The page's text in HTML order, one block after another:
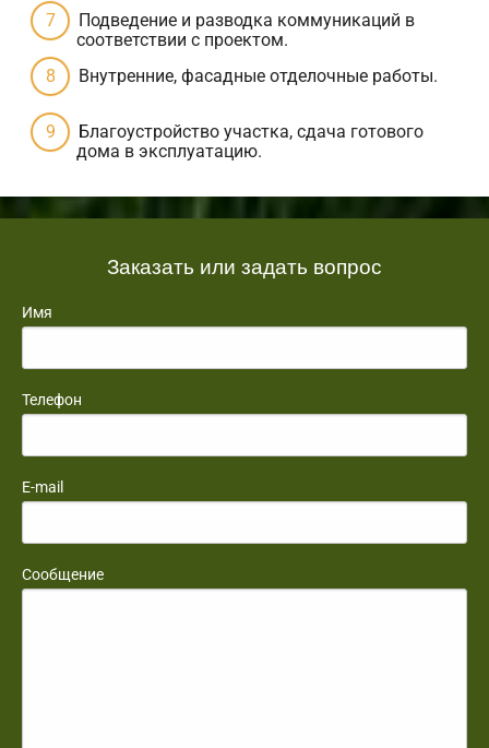
Подведение и разводка коммуникаций в
соответствии с проектом.
Внутренние, фасадные отделочные работы.
Благоустройство участка, сдача готового
дома в эксплуатацию.
Заказать или задать вопрос
Имя
Телефон
E-mail
Сообщение